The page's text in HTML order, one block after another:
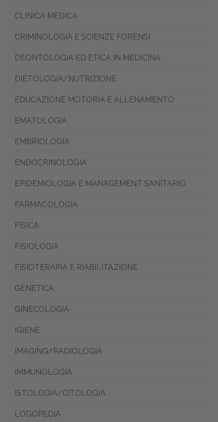
CLINICA MEDICA
CRIMINOLOGIA E SCIENZE FORENSI
DEONTOLOGIA ED ETICA IN MEDICINA
DIETOLOGIA/NUTRIZIONE
EDUCAZIONE MOTORIA E ALLENAMENTO
EMATOLOGIA
EMBRIOLOGIA
ENDOCRINOLOGIA
EPIDEMIOLOGIA E MANAGEMENT SANITARIO
FARMACOLOGIA
FISICA
FISIOLOGIA
FISIOTERAPIA E RIABILITAZIONE
GENETICA
GINECOLOGIA
IGIENE
IMAGING/RADIOLOGIA
IMMUNOLOGIA
ISTOLOGIA/CITOLOGIA
LOGOPEDIA